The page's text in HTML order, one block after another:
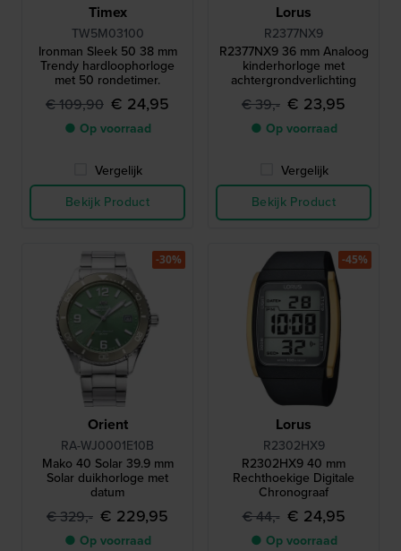
Timex
TW5M03100
Ironman Sleek 50 38 mm
Trendy hardloophorloge
met 50 rondetimer.
€ 109,90 € 24,95
● Op voorraad
Vergelijk
Bekijk Product
Lorus
R2377NX9
R2377NX9 36 mm Analoog
kinderhorloge met
achtergrondverlichting
€ 39,- € 23,95
● Op voorraad
Vergelijk
Bekijk Product
Orient
RA-WJ0001E10B
Mako 40 Solar 39.9 mm
Solar duikhorloge met
datum
€ 329,- € 229,95
● Op voorraad
-30%
Lorus
R2302HX9
R2302HX9 40 mm
Rechthoekige Digitale
Chronograaf
€ 44,- € 24,95
● Op voorraad
-45%